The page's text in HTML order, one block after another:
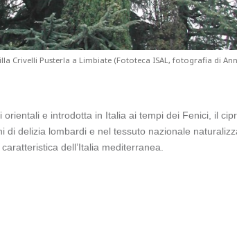
Crivelli Pusterla a Limbiate (Fototeca ISAL, fotografia di
e introdotta in Italia ai tempi dei Fenici, il
di delizia lombardi e nel tessuto nazionale
dell’Italia mediterranea.